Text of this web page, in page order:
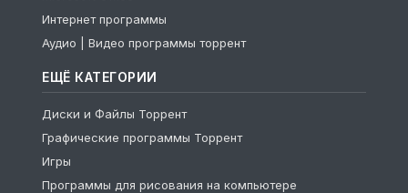
Интернет программы
Аудио | Видео программы торрент
ЕЩЁ КАТЕГОРИИ
Диски и Файлы Торрент
Графические программы Торрент
Игры
Программы для рисования на компьютере